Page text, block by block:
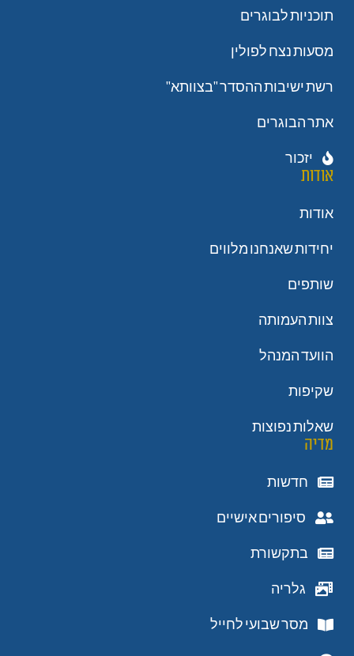
תוכניות לבוגרים
מסעות נצח לפולין
רשת ישיבות ההסדר "בצוותא"
אתר הבוגרים
יזכור
אודות
אודות
יחידות שאנחנו מלווים
שותפים
צוות העמותה
הוועד המנהל
שקיפות
שאלות נפוצות
מדיה
חדשות
סיפורים אישיים
בתקשורת
גלריה
מסר שבועי לחייל